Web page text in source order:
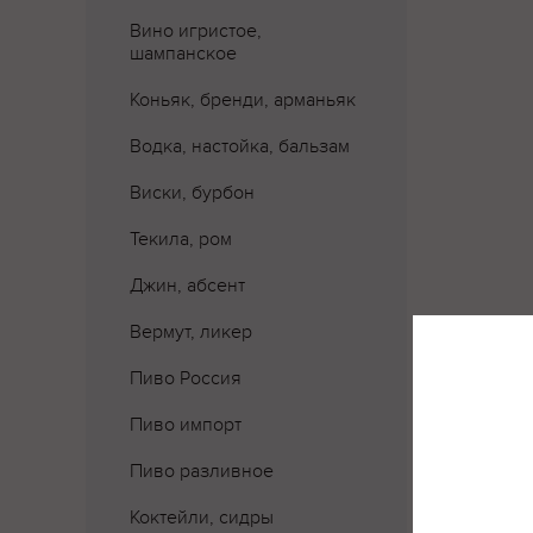
Вино игристое,
шампанское
Коньяк, бренди, арманьяк
Водка, настойка, бальзам
Виски, бурбон
Текила, ром
Джин, абсент
Вермут, ликер
Пиво Россия
Пиво импорт
Пиво разливное
Коктейли, сидры